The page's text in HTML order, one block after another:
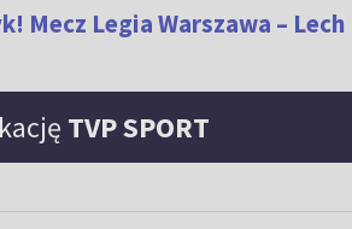
Mecz Legia Warszawa – Lech
TVP SPORT